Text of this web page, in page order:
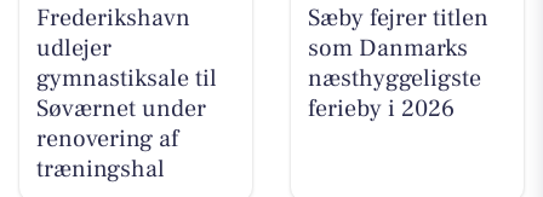
Frederikshavn
udlejer
gymnastiksale til
Søværnet under
renovering af
træningshal
Sæby fejrer titlen
som Danmarks
næsthyggeligste
ferieby i 2026